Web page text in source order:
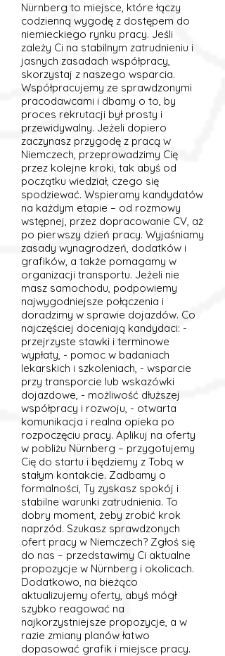
Nürnberg to miejsce, które łączy
codzienną wygodę z dostępem do
niemieckiego rynku pracy. Jeśli
zależy Ci na stabilnym zatrudnieniu i
jasnych zasadach współpracy,
skorzystaj z naszego wsparcia.
Współpracujemy ze sprawdzonymi
pracodawcami i dbamy o to, by
proces rekrutacji był prosty i
przewidywalny. Jeżeli dopiero
zaczynasz przygodę z pracą w
Niemczech, przeprowadzimy Cię
przez kolejne kroki, tak abyś od
początku wiedział, czego się
spodziewać. Wspieramy kandydatów
na każdym etapie – od rozmowy
wstępnej, przez dopracowanie CV, aż
po pierwszy dzień pracy. Wyjaśniamy
zasady wynagrodzeń, dodatków i
grafików, a także pomagamy w
organizacji transportu. Jeżeli nie
masz samochodu, podpowiemy
najwygodniejsze połączenia i
doradzimy w sprawie dojazdów. Co
najczęściej doceniają kandydaci: -
przejrzyste stawki i terminowe
wypłaty, - pomoc w badaniach
lekarskich i szkoleniach, - wsparcie
przy transporcie lub wskazówki
dojazdowe, - możliwość dłuższej
współpracy i rozwoju, - otwarta
komunikacja i realna opieka po
rozpoczęciu pracy. Aplikuj na oferty
w pobliżu Nürnberg – przygotujemy
Cię do startu i będziemy z Tobą w
stałym kontakcie. Zadbamy o
formalności, Ty zyskasz spokój i
stabilne warunki zatrudnienia. To
dobry moment, żeby zrobić krok
naprzód. Szukasz sprawdzonych
ofert pracy w Niemczech? Zgłoś się
do nas – przedstawimy Ci aktualne
propozycje w Nürnberg i okolicach.
Dodatkowo, na bieżąco
aktualizujemy oferty, abyś mógł
szybko reagować na
najkorzystniejsze propozycje, a w
razie zmiany planów łatwo
dopasować grafik i miejsce pracy.